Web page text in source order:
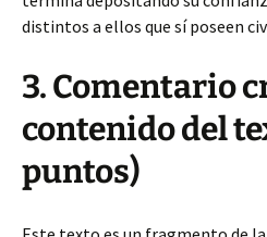
distintos a ellos que sí poseen
3. Comentario
contenido del
puntos)